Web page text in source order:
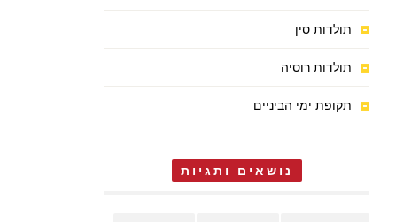
תולדות סין
תולדות רוסיה
תקופת ימי הביניים
נושאים ותגיות